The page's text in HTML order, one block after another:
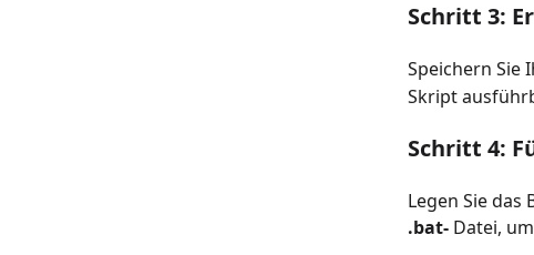
Schritt 3:
Speichern Sie
Skript
Schritt 4:
Legen Sie
.bat- Datei,